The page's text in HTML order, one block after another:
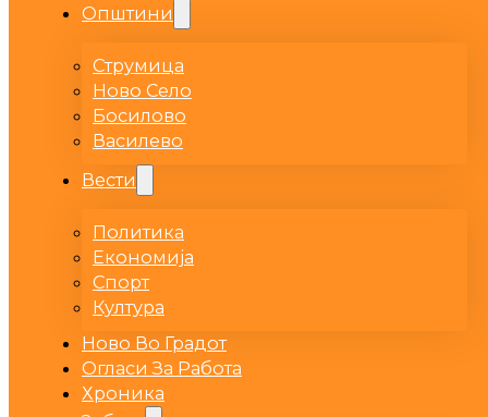
Општини
Струмица
Ново Село
Босилово
Василево
Вести
Политика
Економија
Спорт
Култура
Ново Во Градот
Огласи За Работа
Хроника